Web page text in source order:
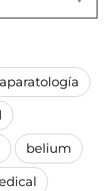
aparatología
belium